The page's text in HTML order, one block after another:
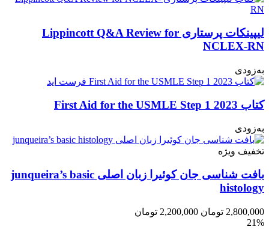
لیپینکات پرستاری Lippincott Q&A Review for
NCLEX-RN
به‌زودی
کتاب First Aid for the USMLE Step 1 2023
به‌زودی
تخفیف ویژه
بافت شناسی جان کوئیرا زبان اصلی junqueira’s basic
histology
2,800,000 تومان 2,200,000 تومان
21%